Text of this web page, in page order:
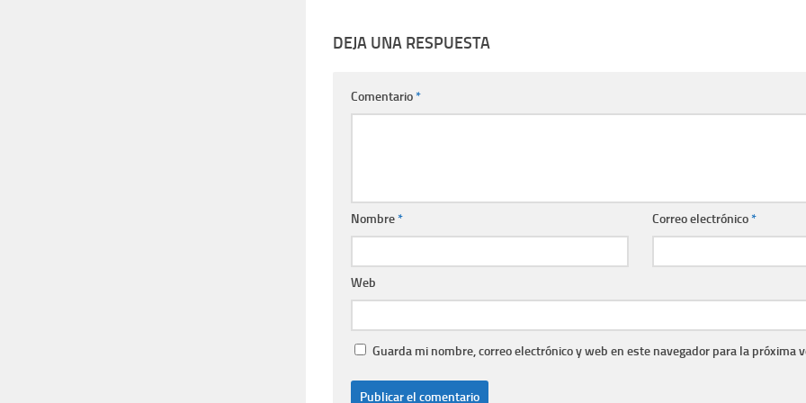
DEJA UNA RESPUESTA
Comentario*
Nombre* Correo electrónico*
Web
Guarda mi nombre, correo electrónico y web en este navegador para la próxima